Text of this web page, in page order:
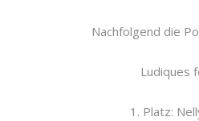
Nachfolgend die
Ludiques
1. Platz: